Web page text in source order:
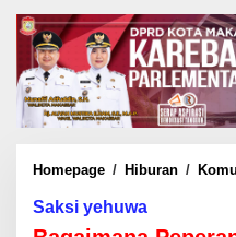
Homepage / Hiburan /
Saksi yehuwa